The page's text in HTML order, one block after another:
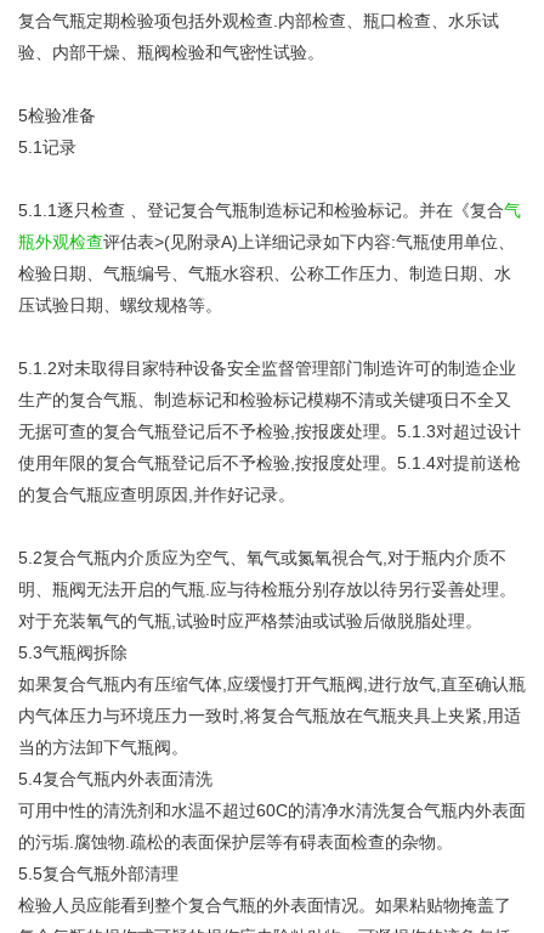
复合气瓶定期检验项包括外观检查.内部检查、瓶口检查、水乐试
验、内部干燥、瓶阀检验和气密性试验。
5检验准备
5.1记录
5.1.1逐只检查 、登记复合气瓶制造标记和检验标记。并在《复合气
瓶外观检查评估表>(见附录A)上详细记录如下内容:气瓶使用单位、
检验日期、气瓶编号、气瓶水容积、公称工作压力、制造日期、水
压试验日期、螺纹规格等。
5.1.2对未取得目家特种设备安全监督管理部门制造许可的制造企业
生产的复合气瓶、制造标记和检验标记模糊不清或关键项日不全又
无据可查的复合气瓶登记后不予检验,按报废处理。5.1.3对超过设计
使用年限的复合气瓶登记后不予检验,按报度处理。5.1.4对提前送枪
的复合气瓶应查明原因,并作好记录。
5.2复合气瓶内介质应为空气、氧气或氮氧視合气,对于瓶内介质不
明、瓶阀无法开启的气瓶.应与待检瓶分别存放以待另行妥善处理。
对于充装氧气的气瓶,试验时应严格禁油或试验后做脱脂处理。
5.3气瓶阀拆除
如果复合气瓶内有压缩气体,应缓慢打开气瓶阀,进行放气,直至确认瓶
内气体压力与环境压力一致时,将复合气瓶放在气瓶夹具上夹紧,用适
当的方法卸下气瓶阀。
5.4复合气瓶内外表面清洗
可用中性的清洗剂和水温不超过60C的清净水清洗复合气瓶内外表面
的污垢.腐蚀物.疏松的表面保护层等有碍表面检查的杂物。
5.5复合气瓶外部清理
检验人员应能看到整个复合气瓶的外表面情况。如果粘贴物掩盖了